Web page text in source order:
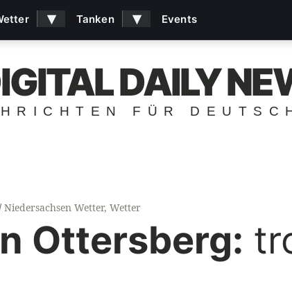
DAILY
FÜR
Niedersachsen Wetter, Wetter
Ottersberg:
▾ Tanken ▾ Events